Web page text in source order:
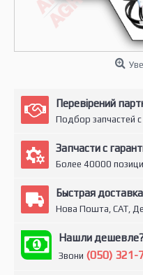
Перевірений
Подбор запчастей
Запчасти с
Более 40000
Быстрая
Нова Пошта, САТ,
Нашли
Звони (050) 321-